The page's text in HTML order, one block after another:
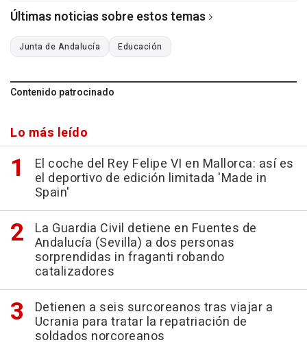
Últimas noticias sobre estos temas
Junta de Andalucía Educación
Contenido patrocinado
Lo más leído
El coche del Rey Felipe VI en Mallorca: así es
el deportivo de edición limitada 'Made in
Spain'
La Guardia Civil detiene en Fuentes de
Andalucía (Sevilla) a dos personas
sorprendidas in fraganti robando
catalizadores
Detienen a seis surcoreanos tras viajar a
Ucrania para tratar la repatriación de
soldados norcoreanos